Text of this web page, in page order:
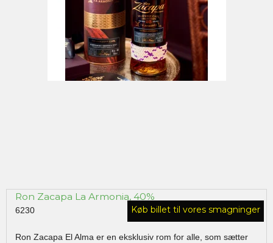
Ron Zacapa La Armonia, 40%
6230
Ron Zacapa El Alma er en eksklusiv rom for alle, som sætter
Køb billet til vores smagninger